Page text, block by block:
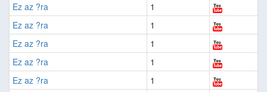
Ez az ?ra
1
Ez az ?ra
1
Ez az ?ra
1
Ez az ?ra
1
Ez az ?ra
1